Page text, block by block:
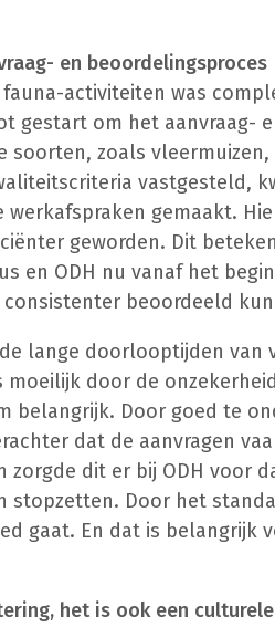
en beoordelingsproces
activiteiten was
gestart om het aanvraag-
zoals
vastgesteld,
gemaakt.
geworden. Dit
en ODH nu vanaf het
beoordeeld
lange doorlooptijden
door de
belangrijk. Door goed te
dat de aanvragen
dit er bij ODH voor
stopzetten. Door het
gaat. En dat is belangrijk
het is ook een